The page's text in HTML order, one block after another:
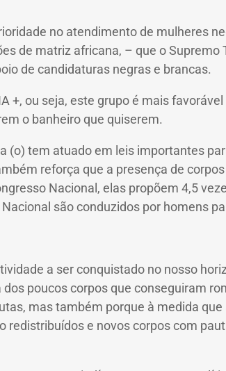
no atendimento de mulheres
de matriz africana, – que o Supremo
de candidaturas negras e brancas.
+, ou seja, este grupo é mais
o banheiro que quiserem.
(o) tem atuado em leis importantes
reforça que a presença de
Nacional, elas propõem 4,5
são conduzidos por homens
a ser conquistado no nosso
poucos corpos que conseguiram
mas também porque à medida que
e novos corpos com